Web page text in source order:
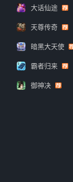
大话仙途
天尊传奇
暗黑大天使
霸者归来
御神决